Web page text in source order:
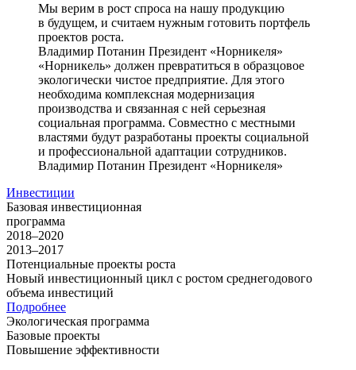
Мы верим в рост спроса на нашу продукцию
в будущем, и считаем нужным готовить портфель
проектов роста.
Владимир Потанин Президент «Норникеля»
«Норникель» должен превратиться в образцовое
экологически чистое предприятие. Для этого
необходима комплексная модернизация
производства и связанная с ней серьезная
социальная программа. Совместно с местными
властями будут разработаны проекты социальной
и профессиональной адаптации сотрудников.
Владимир Потанин Президент «Норникеля»
Инвестиции
Базовая инвестиционная
программа
2018–2020
2013–2017
Потенциальные проекты роста
Новый инвестиционный цикл с ростом среднегодового
объема инвестиций
Подробнее
Экологическая программа
Базовые проекты
Повышение эффективности